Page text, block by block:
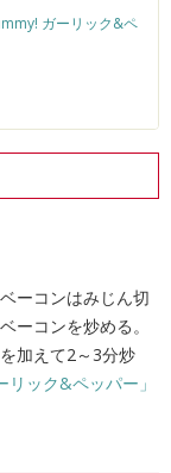
ガーリック&ペ
ーコンはみじん切
ーコンを炒める。
加えて2～3分炒
リック&ペッパー」